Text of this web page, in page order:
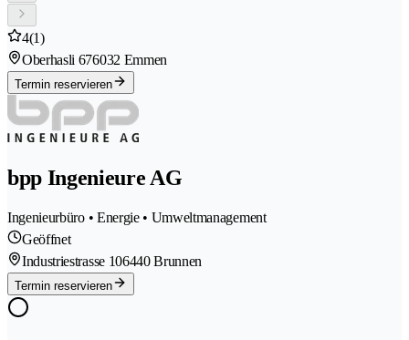
4(1)
Oberhasli 676032 Emmen
Termin reservieren
bpp Ingenieure AG
Ingenieurbüro • Energie • Umweltmanagement
Geöffnet
Industriestrasse 106440 Brunnen
Termin reservieren